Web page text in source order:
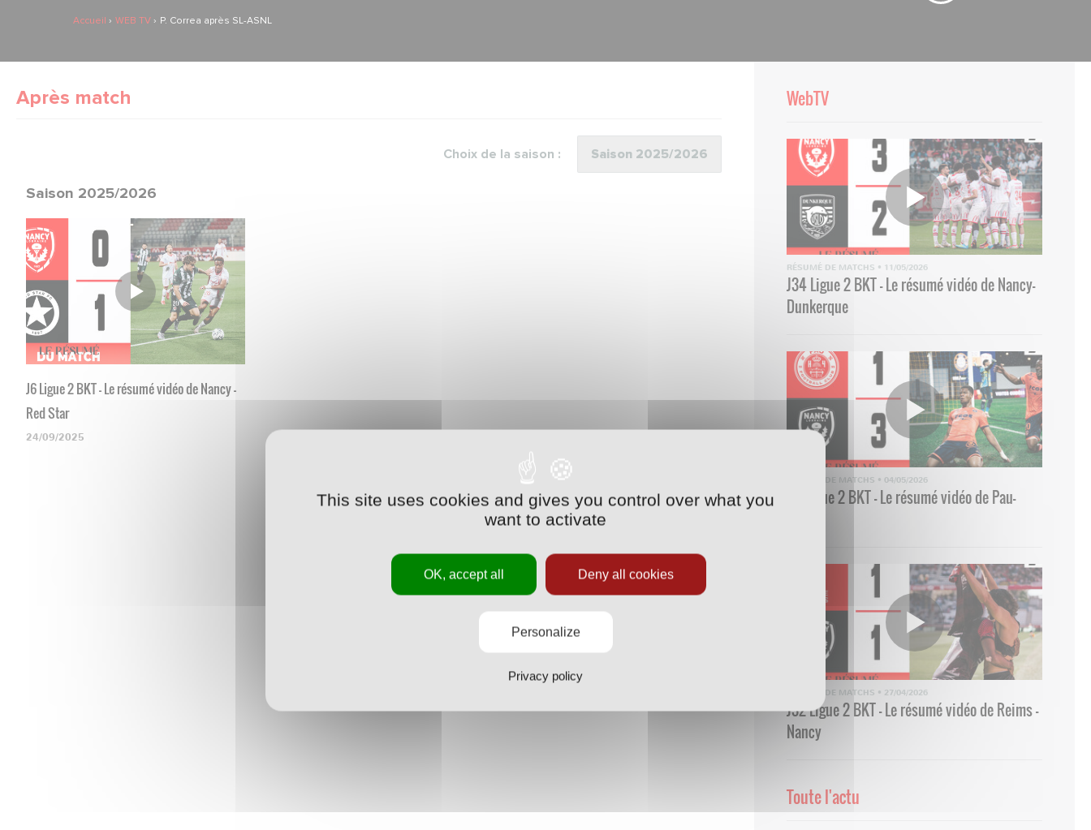
Accueil WEB TV P. Correa après SL-ASNL
Après match
Choix de la saison :
Saison 2025/2026
J6 Ligue 2 BKT - Le résumé vidéo de Nancy -
Red Star
24/09/2025
WebTV
RÉSUMÉ DE MATCHS • 11/05/2026
J34 Ligue 2 BKT - Le résumé vidéo de Nancy-
Dunkerque
RÉSUMÉ DE MATCHS • 04/05/2026
33 Ligue 2 BKT - Le résumé vidéo de Pau-
RÉSUMÉ DE MATCHS • 27/04/2026
J32 Ligue 2 BKT - Le résumé vidéo de Reims -
Nancy
Toute l'actu
This site uses cookies and gives you control over what you
want to activate
OK, accept all Deny all cookies
Personalize
Privacy policy